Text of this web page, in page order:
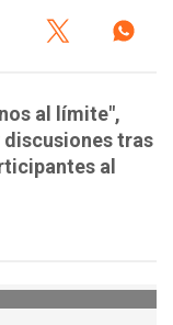
al límite",
tras
al